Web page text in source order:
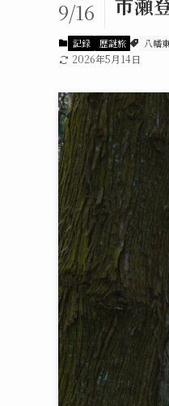
9/16
記録 歴謎旅 八幡
2026年5月14日